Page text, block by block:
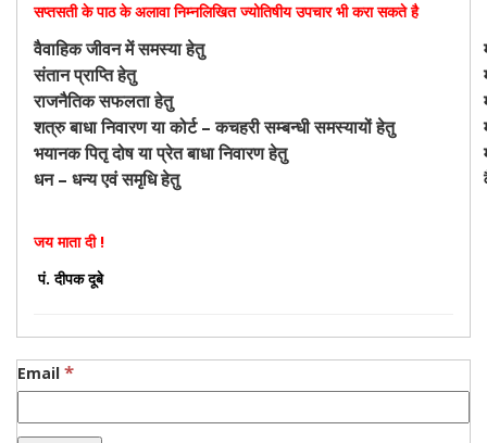
सप्तसती के पाठ के अलावा निम्नलिखित ज्योतिषीय उपचार भी करा सकते है
वैवाहिक जीवन में समस्या हेतु
संतान प्राप्ति हेतु
राजनैतिक सफलता हेतु
शत्रु बाधा निवारण या कोर्ट – कचहरी सम्बन्धी समस्यायों हेतु
भयानक पितृ दोष या प्रेत बाधा निवारण हेतु
धन – धन्य एवं समृधि हेतु
जय माता दी !
पं. दीपक दूबे
Email *